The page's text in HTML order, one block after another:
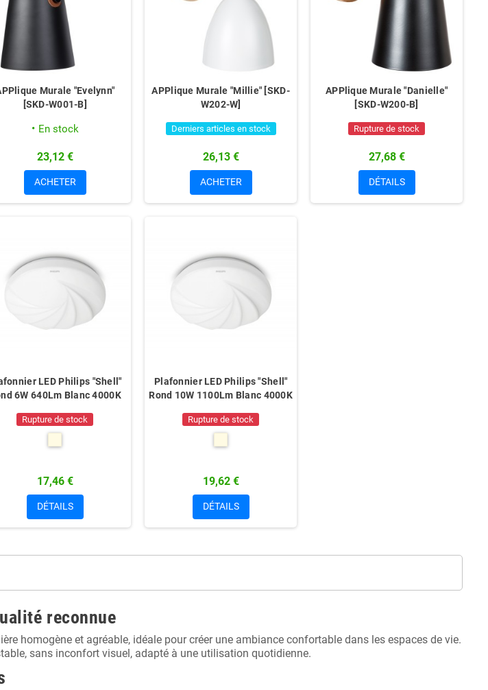
Murale "Evelynn"
[SKD-W001-B]
En stock
23,12 €
ACHETER
APPlique Murale "Millie" [SKD-
W202-W]
Derniers articles en stock
26,13 €
ACHETER
APPlique Murale "Danielle"
[SKD-W200-B]
Rupture de stock
27,68 €
DÉTAILS
LED Philips "Shell"
6W 640Lm Blanc 4000K
Rupture de stock
17,46 €
DÉTAILS
Plafonnier LED Philips "Shell"
Rond 10W 1100Lm Blanc 4000K
Rupture de stock
19,62 €
DÉTAILS
reconnue
homogène et agréable, idéale pour créer une ambiance confortable dans les espaces de vie.
sans inconfort visuel, adapté à une utilisation quotidienne.